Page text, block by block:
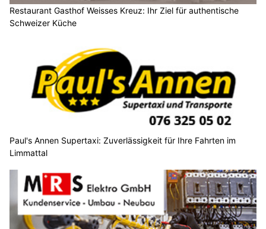
Restaurant Gasthof Weisses Kreuz: Ihr Ziel für authentische
Schweizer Küche
Paul's Annen Supertaxi: Zuverlässigkeit für Ihre Fahrten im
Limmattal